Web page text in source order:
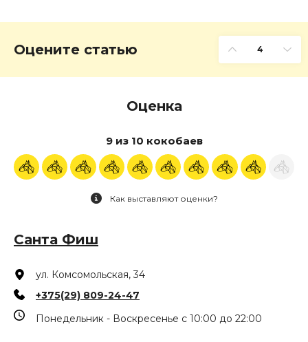
Оцените статью 4
Оценка
9 из 10 кокобаев
Как выставляют оценки?
Санта Фиш
ул. Комсомольская, 34
+375(29) 809-24-47
Понедельник - Воскресенье с 10:00 до 22:00